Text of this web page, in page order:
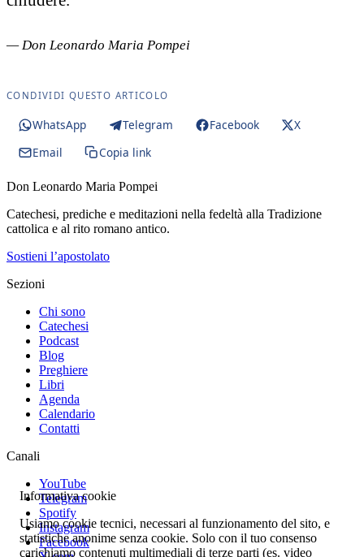
— Don Leonardo Maria Pompei
CONDIVIDI QUESTO ARTICOLO
WhatsApp Telegram Facebook
X
Email
Copia link
Don Leonardo Maria Pompei
Catechesi, prediche e meditazioni nella fedeltà alla Tradizione
cattolica e al rito romano antico.
Sostieni l’apostolato
Sezioni
Chi sono
Catechesi
Podcast
Blog
Preghiere
Libri
Agenda
Calendario
Contatti
Canali
YouTube
Telegram
Spotify
Instagram
Facebook
Informativa cookie
Usiamo cookie tecnici, necessari al funzionamento del sito, e
statistiche anonime senza cookie. Solo con il tuo consenso
carichiamo contenuti multimediali di terze parti (es. video